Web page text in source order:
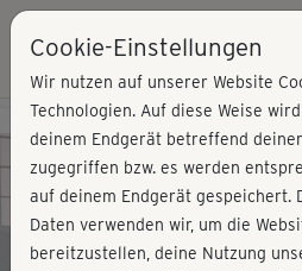
Kursvorschau - Jetzt mitmachen!
Cookie-Einstellungen
Wir nutzen auf unserer Website
Technologien. Auf diese Weise
deinem Endgerät betreffend
zugegriffen bzw. es werden
auf deinem Endgerät gespeichert.
Daten verwenden wir, um die
bereitzustellen, deine Nutzung